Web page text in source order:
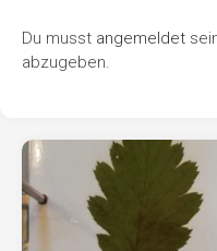
Du musst angemeldet
abzugeben.